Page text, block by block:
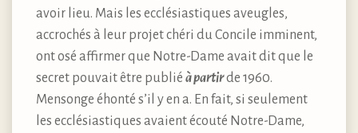
avoir lieu. Mais les ecclésiastiques aveugles,
accrochés à leur projet chéri du Concile imminent,
ont osé affirmer que Notre-Dame avait dit que le
secret pouvait être publié à partirde 1960.
Mensonge éhonté s’il y en a. En fait, si seulement
les ecclésiastiques avaient écouté Notre-Dame,